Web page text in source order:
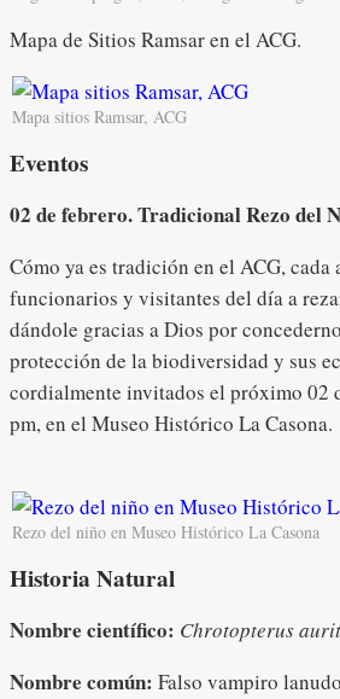
Mapa de Sitios Ramsar en el ACG.
Mapa sitios Ramsar, ACG
Eventos
02 de febrero. Tradicional Rezo del
Cómo ya es tradición en el ACG, cada
funcionarios y visitantes del día a
dándole gracias a Dios por
protección de la biodiversidad y sus
cordialmente invitados el próximo 02
pm, en el Museo Histórico La Casona.
Rezo del niño en Museo Histórico La Casona
Historia Natural
Nombre científico: Chrotopterus
Nombre común: Falso vampiro lanudo